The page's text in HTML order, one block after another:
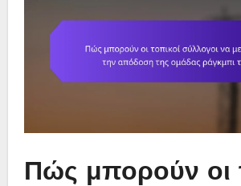
Πώς μπορούν οι